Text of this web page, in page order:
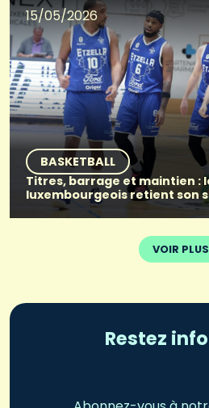
15/05/2026
BASKETBALL
Titres, barrage et maintien :
luxembourgeois retient son
VOIR PLUS
Restez